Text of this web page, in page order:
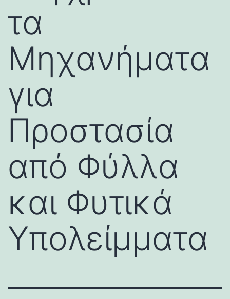
τα
Μηχανήματα
για
Προστασία
από Φύλλα
και Φυτικά
Υπολείμματα